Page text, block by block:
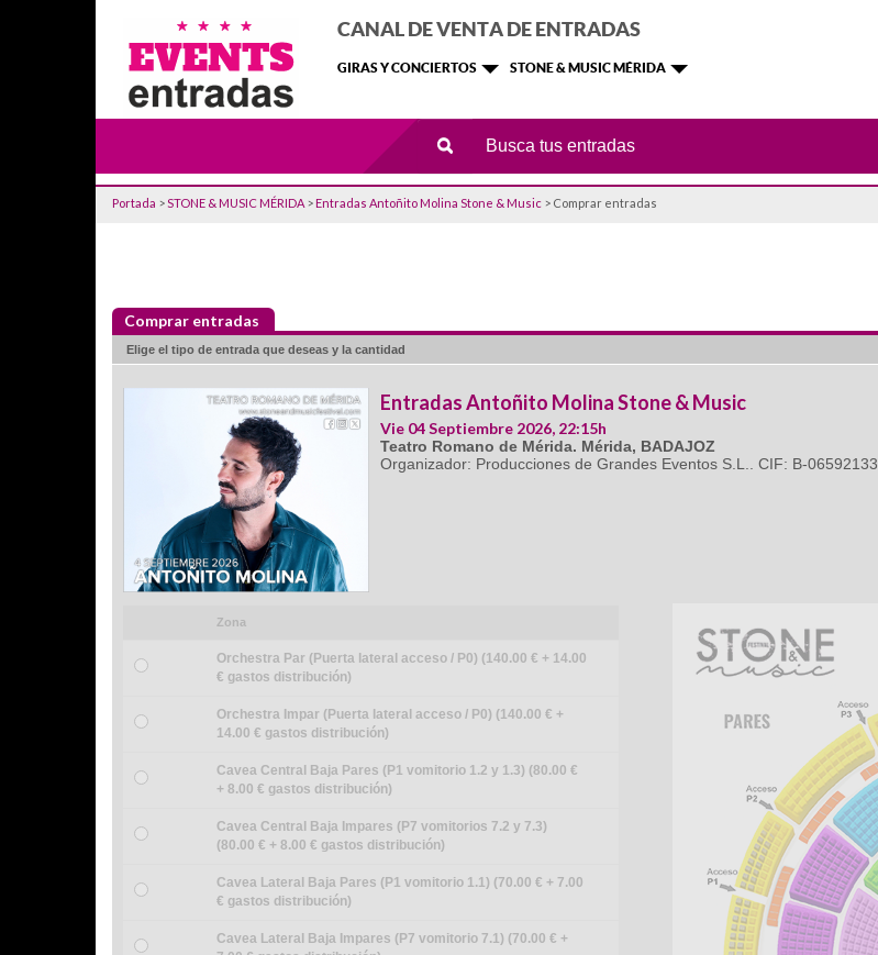
CANAL DE VENTA DE ENTRADAS
GIRAS Y CONCIERTOS STONE & MUSIC MÉRIDA
Portada >STONE & MUSIC MÉRIDA > Entradas Antoñito Molina Stone & Music > Comprar entradas
Comprar entradas
Elige el tipo de entrada que deseas y la cantidad
Entradas Antoñito Molina Stone & Music
Vie 04 Septiembre 2026, 22:15h
Teatro Romano de Mérida. Mérida, BADAJOZ
Organizador: Producciones de Grandes Eventos S.L.. CIF: B-06592133
Zona
Orchestra Par (Puerta lateral acceso / P0) (140.00 € + 14.00
€ gastos distribución)
Orchestra Impar (Puerta lateral acceso / P0) (140.00 € +
14.00 € gastos distribución)
Cavea Central Baja Pares (P1 vomitorio 1.2 y 1.3) (80.00 €
+ 8.00 € gastos distribución)
Cavea Central Baja Impares (P7 vomitorios 7.2 y 7.3)
(80.00 € + 8.00 € gastos distribución)
Cavea Lateral Baja Pares (P1 vomitorio 1.1) (70.00 € + 7.00
€ gastos distribución)
Cavea Lateral Baja Impares (P7 vomitorio 7.1) (70.00 € +